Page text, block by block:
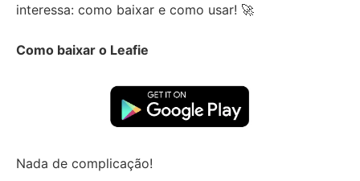
interessa: como baixar e como usar! 🚀
Como baixar o Leafie
Nada de complicação!